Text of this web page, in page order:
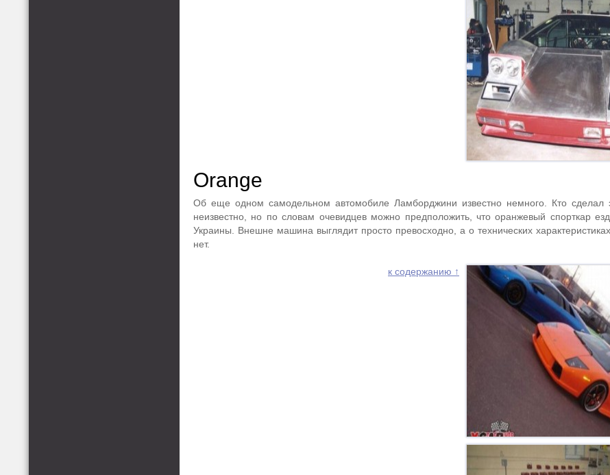
Orange
Об еще одном самодельном автомобиле Ламборджини известно немного. Кто сделал
неизвестно, но по словам очевидцев можно предположить, что оранжевый спорткар
Украины. Внешне машина выглядит просто превосходно, а о технических
нет.
к содержанию ↑